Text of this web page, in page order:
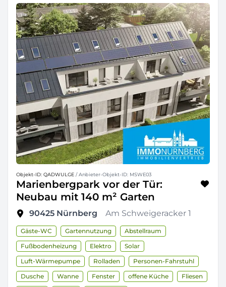
Objekt-ID: QADWULGE / Anbieter-Objekt-ID: MSWE03
Marienbergpark vor der Tür:
Neubau mit 140 m² Garten
90425 Nürnberg Am Schweigeracker 1
Gäste-WC Gartennutzung
Abstellraum
Fußbodenheizung
Elektro
Solar
Luft-Wärmepumpe
Rolladen
Personen-Fahrstuhl
Dusche
Wanne Fenster offene Küche
Fliesen